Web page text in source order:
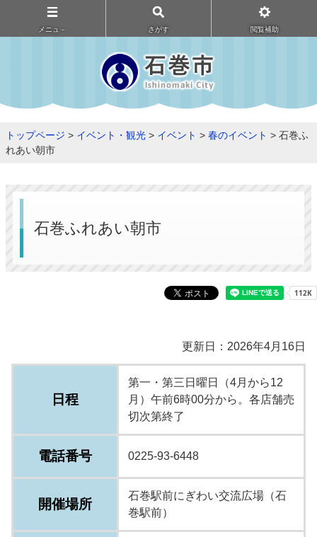
メニュ－ さがす 閲覧補助
トップページ > イベント・観光 > イベント > 春のイベント > 石巻ふ
れあい朝市
石巻ふれあい朝市
更新日：2026年4月16日
日程
第一・第三日曜日（4月から12
月）午前6時00分から。各店舗売
切次第終了
電話番号 0225-93-6448
開催場所
石巻駅前にぎわい交流広場（石
巻駅前）